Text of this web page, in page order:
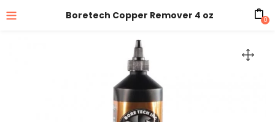
Boretech Copper Remover 4 oz 0